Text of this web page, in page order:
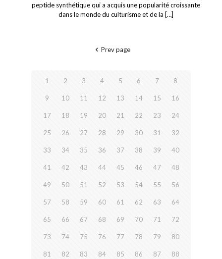
peptide synthétique qui a acquis une popularité croissante
dans le monde du culturisme et de la […]
Prev page
1 2 3 4 5 6 7 8
9 10 11 12 13 14 15 16
17 18 19 20 21 22 23 24
25 26 27 28 29 30 31 32
33 34 35 36 37 38 39 40
41 42 43 44 45 46 47 48
49 50 51 52 53 54 55 56
57 58 59 60 61 62 63 64
65 66 67 68 69 70 71 72
73 74 75 76 77 78 79 80
81 82 83 84 85 86 87 88